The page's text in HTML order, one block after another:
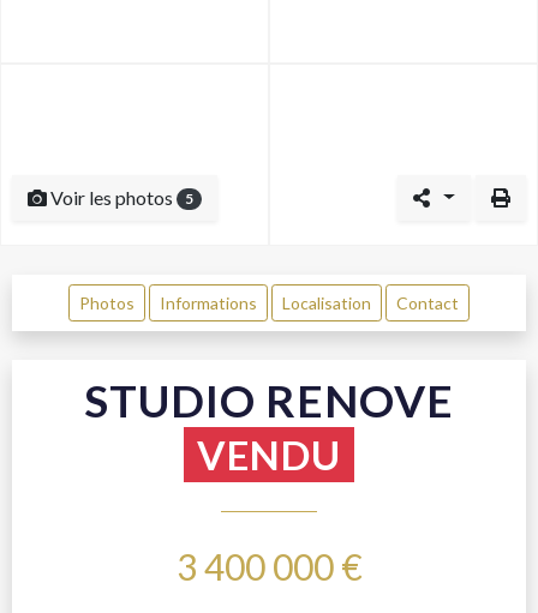
Voir les photos 5
Photos Informations Localisation Contact
STUDIO RENOVE
VENDU
3 400 000 €